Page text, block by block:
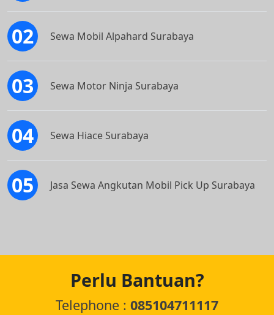
Sewa Mobil Alpahard Surabaya
Sewa Motor Ninja Surabaya
Sewa Hiace Surabaya
Jasa Sewa Angkutan Mobil Pick Up Surabaya
Perlu Bantuan?
Telephone : 085104711117